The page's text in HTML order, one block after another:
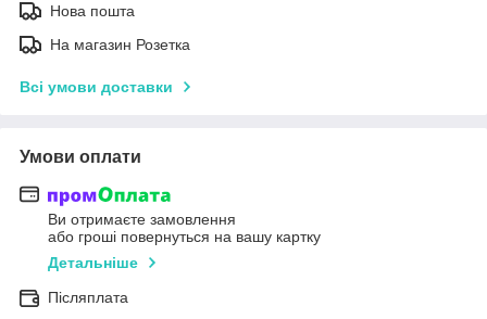
Нова пошта
На магазин Розетка
Всі умови доставки
Умови оплати
Ви отримаєте замовлення
або гроші повернуться на вашу картку
Детальніше
Післяплата